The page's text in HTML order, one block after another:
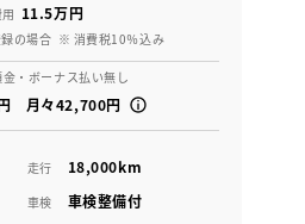
11.5万円
の場合 ※ 消費税10％込み
・ボーナス払い無し
月々42,700円
走行 18,000km
車検 車検整備付